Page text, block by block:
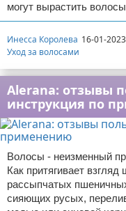
могут вырастить
Инесса Королева 16-01-
Уход за волосами
Alerana: отзывы
инструкция по
Волосы - неизменный
Как притягивает
рассыпчатых
сияющих русых,